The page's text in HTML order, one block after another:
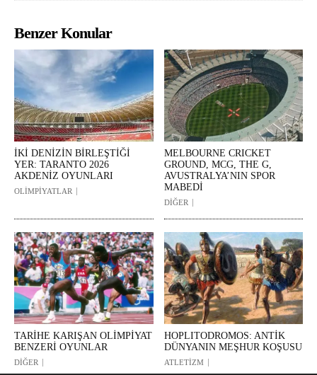
Benzer Konular
İKİ DENİZİN BİRLEŞTİĞİ
YER: TARANTO 2026
AKDENİZ OYUNLARI
OLİMPİYATLAR
MELBOURNE CRICKET
GROUND, MCG, THE G,
AVUSTRALYA’NIN SPOR
MABEDİ
DİĞER
TARİHE KARIŞAN OLİMPİYAT
BENZERİ OYUNLAR
DİĞER
HOPLITODROMOS: ANTİK
DÜNYANIN MEŞHUR KOŞUSU
ATLETİZM